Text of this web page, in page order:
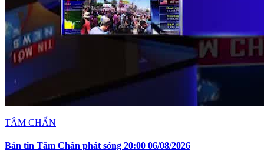
TÂM CHẤN
Bản tin Tâm Chấn phát sóng 20:00 06/08/2026